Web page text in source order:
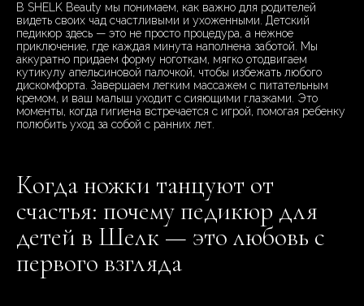
В SHELK Beauty мы понимаем, как важно для родителей
видеть своих чад счастливыми и ухоженными. Детский
педикюр здесь — это не просто процедура, а нежное
приключение, где каждая минута наполнена заботой. Мы
аккуратно придаем форму ноготкам, мягко отодвигаем
кутикулу апельсиновой палочкой, чтобы избежать любого
дискомфорта. Завершаем легким массажем с питательным
кремом, и ваш малыш уходит с сияющими глазками. Это
моменты, когда гигиена встречается с игрой, помогая ребенку
полюбить уход за собой с ранних лет.
Когда ножки танцуют от
счастья: почему педикюр для
детей в Шелк — это любовь с
первого взгляда